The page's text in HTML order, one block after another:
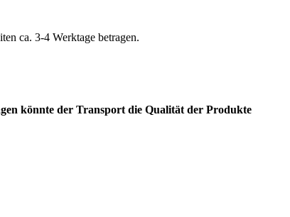
ca. 3-4 Werktage betragen.
könnte der Transport die Qualität der Produkte